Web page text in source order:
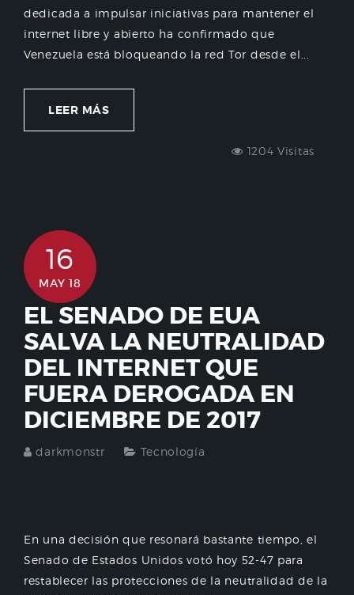
dedicada a impulsar iniciativas para mantener el
internet libre y abierto ha confirmado que
Venezuela está bloqueando la red Tor desde el...
LEER MÁS
1204 Visitas
16
MAY 18
EL SENADO DE EUA
SALVA LA NEUTRALIDAD
DEL INTERNET QUE
FUERA DEROGADA EN
DICIEMBRE DE 2017
darkmonstr Tecnología
En una decisión que resonará bastante tiempo, el
Senado de Estados Unidos votó hoy 52-47 para
restablecer las protecciones de la neutralidad de la